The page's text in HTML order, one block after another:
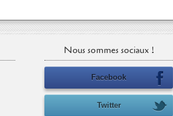
Nous sommes sociaux !
Facebook
Twitter